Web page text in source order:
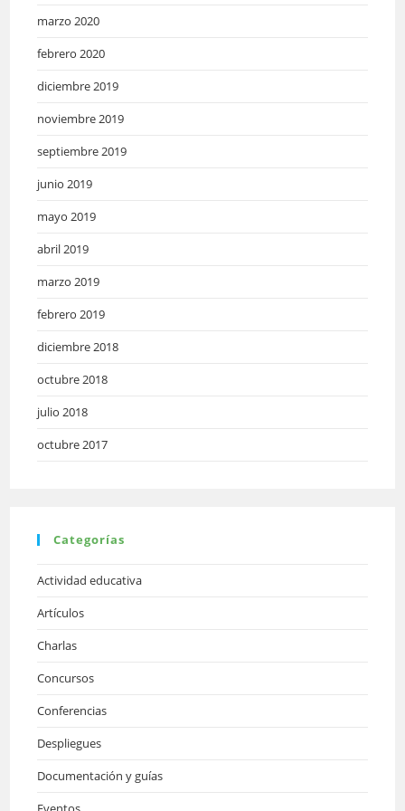
marzo 2020
febrero 2020
diciembre 2019
noviembre 2019
septiembre 2019
junio 2019
mayo 2019
abril 2019
marzo 2019
febrero 2019
diciembre 2018
octubre 2018
julio 2018
octubre 2017
Categorías
Actividad educativa
Artículos
Charlas
Concursos
Conferencias
Despliegues
Documentación y guías